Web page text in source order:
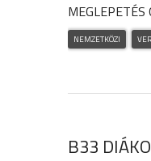
MEGLEPETÉS
NEMZETKÖZI
B33